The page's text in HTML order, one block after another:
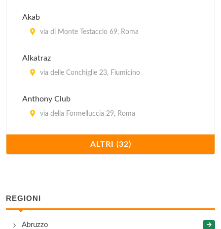
Akab
via di Monte Testaccio 69, Roma
Alkatraz
via delle Conchiglie 23, Fiumicino
Anthony Club
via della Formelluccia 29, Roma
via degli Aurunci 35, Roma
via Casilina Sud 82, Latina
Bandana
ALTRI (32)
REGIONI
Abruzzo